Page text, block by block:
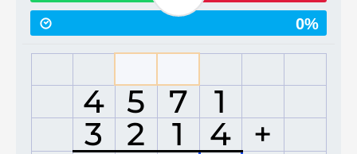
0%
4 5 7
1
3
2 1 4 +